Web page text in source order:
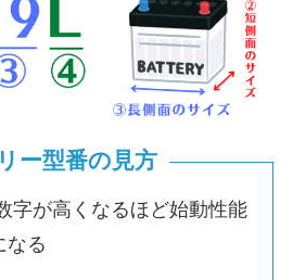
ー型番の見方
字が高くなるほど始動性能
なる